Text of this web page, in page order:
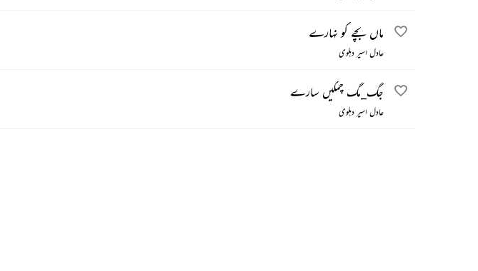
ماں بچے کو نہارے
عادل اسیر دہلوی
جگ_مگ چمکیں سارے
عادل اسیر دہلوی